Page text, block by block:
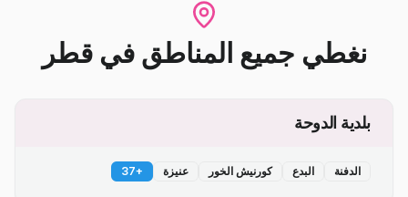
نغطي جميع المناطق في قطر
بلدية الدوحة
الدفنة البدع كورنيش الخور عنيزة +
37